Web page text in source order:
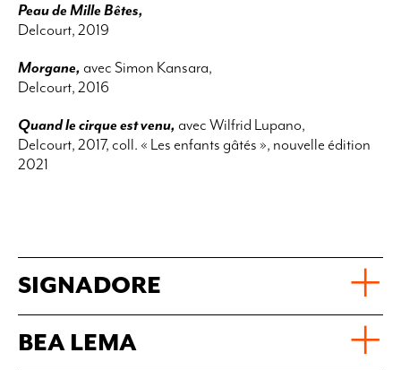
Peau de Mille Bêtes,
Delcourt, 2019
Morgane, avec Simon Kansara,
Delcourt, 2016
Quand le cirque est venu, avec Wilfrid Lupano,
Delcourt, 2017, coll. « Les enfants gâtés », nouvelle édition
2021
SIGNADORE
BEA LEMA